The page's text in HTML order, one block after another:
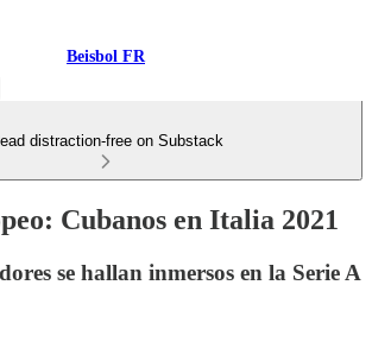
Beisbol FR
distraction-free on Substack
Cubanos en Italia 2021
se hallan inmersos en la Serie A